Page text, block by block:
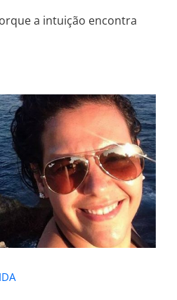
a intuição encontra
DA VIDA